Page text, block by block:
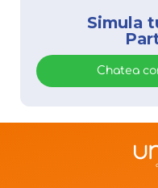
Simula
Chatea